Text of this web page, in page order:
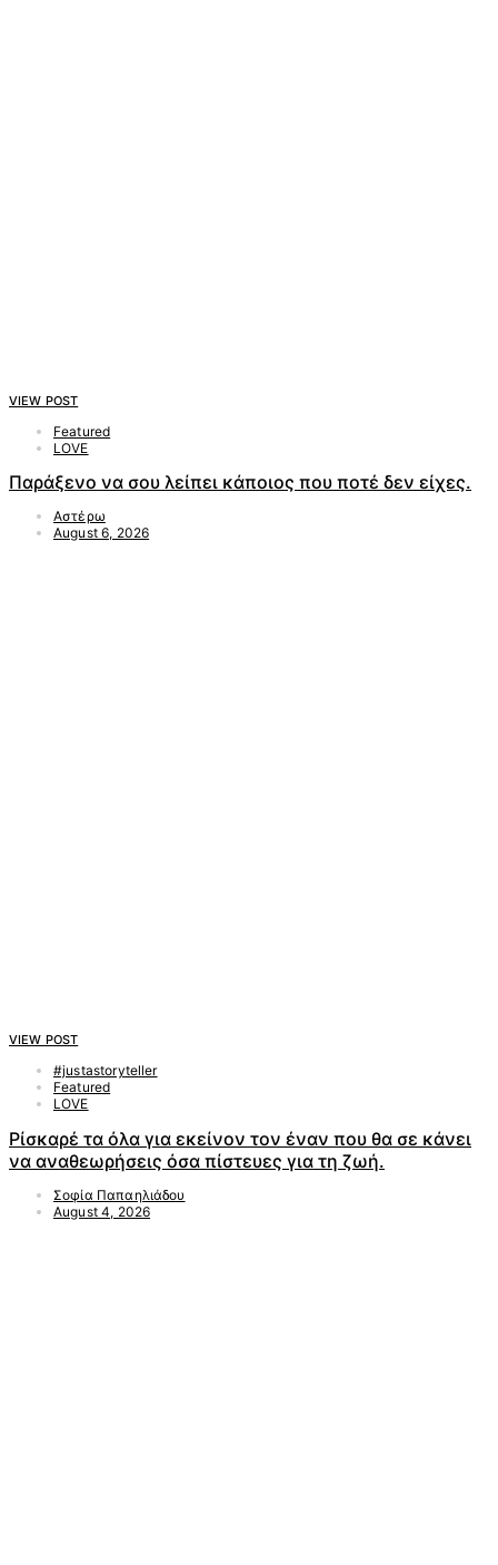
VIEW POST
Featured
LOVE
Παράξενο να σου λείπει κάποιος που ποτέ δεν είχες.
Αστέρω
August 6, 2026
VIEW POST
#justastoryteller
Featured
LOVE
Ρίσκαρέ τα όλα για εκείνον τον έναν που θα σε κάνει
να αναθεωρήσεις όσα πίστευες για τη ζωή.
Σοφία Παπαηλιάδου
August 4, 2026